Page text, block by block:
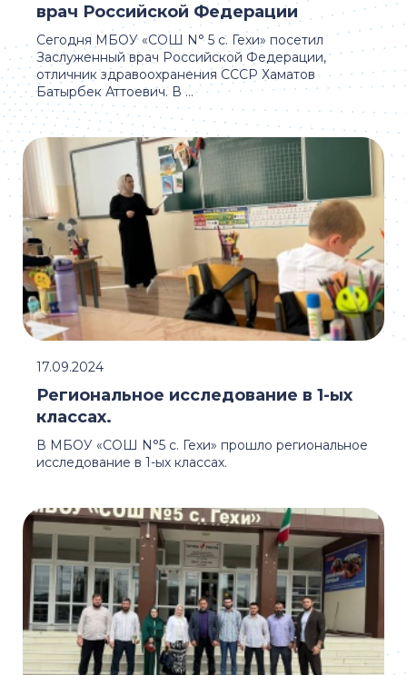
Сегодня МБОУ «СОШ N° 5 c. Гехи» посетил
Заслуженный врач Российской Федерации,
отличник здравоохранения СССР Хаматов
Батырбек Аттоевич. В ...
врач Российской Федерации
В МБОУ «СОШ N°5 с. Гехи» прошло региональное
исследование в 1-ых классах.
Региональное исследование в 1-ых
классах.
17.09.2024